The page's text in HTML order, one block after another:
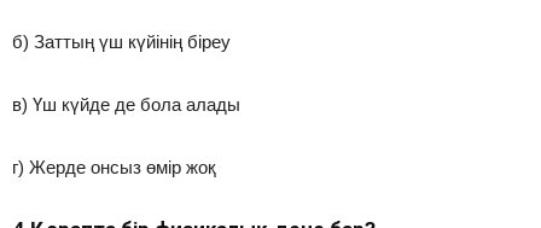
б) Заттың үш күйінің біреу
в) Үш күйде де бола алады
г) Жерде онсыз өмір жоқ